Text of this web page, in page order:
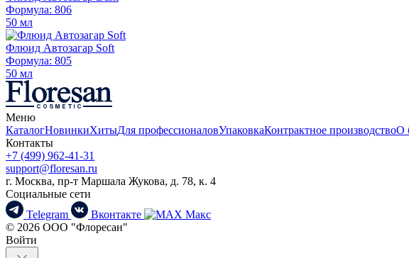
Формула: 806
50 мл
Флюид Автозагар Soft
Формула: 805
50 мл
Меню
КаталогНовинкиХитыДля профессионаловУпаковкаКонтрактное производствоО
Контакты
+7 (499) 962-41-31
support@floresan.ru
г. Москва, пр-т Маршала Жукова, д. 78, к. 4
Социальные сети
Telegram
Вконтакте
Макс
© 2026 ООО "Флоресан"
Войти